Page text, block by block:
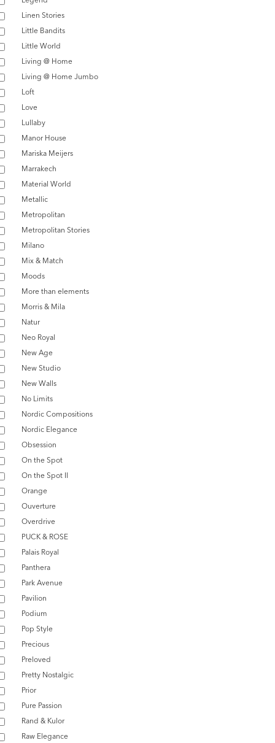
Linen Stories
Little Bandits
Little World
Living @ Home
Living @ Home Jumbo
Loft
Love
Lullaby
Manor House
Mariska Meijers
Marrakech
Material World
Metallic
Metropolitan
Metropolitan Stories
Milano
Mix & Match
Moods
More than elements
Morris & Mila
Natur
Neo Royal
New Age
New Studio
New Walls
No Limits
Nordic Compositions
Nordic Elegance
Obsession
On the Spot
On the Spot II
Orange
Ouverture
Overdrive
PUCK & ROSE
Palais Royal
Panthera
Park Avenue
Pavilion
Podium
Pop Style
Precious
Preloved
Pretty Nostalgic
Prior
Pure Passion
Rand & Kulor
Raw Elegance